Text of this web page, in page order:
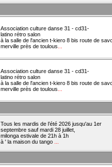
Association culture danse 31 - cd31-
latino rétro salon
à la salle de l'ancien t-kiero 8 bis route de
merville près de toulous
Association culture danse 31 - cd31-
latino rétro salon
à la salle de l'ancien t-kiero 8 bis route de
merville près de toulous
Tous les mardis de l’été 2026 jusqu'au 1er
septembre sauf mardi 28 juillet,
milonga estivale de 21h à 1h
à ' la maison du tango